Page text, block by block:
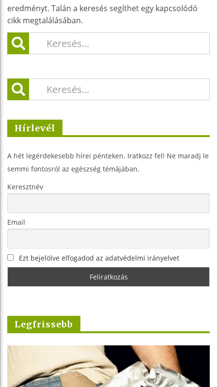
eredményt. Talán a keresés segíthet egy kapcsolódó
cikk megtalálásában.
Hírlevél
A hét legérdekesebb hírei pénteken. Iratkozz fel! Ne maradj le
semmi fontosról az egészség témájában.
Keresztnév
Email
Ezt bejelölve elfogadod az adatvédelmi irányelvet
Legfrissebb